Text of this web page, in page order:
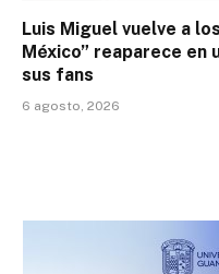
Luis Miguel vuelve a
México” reaparece en
sus fans
6 agosto, 2026